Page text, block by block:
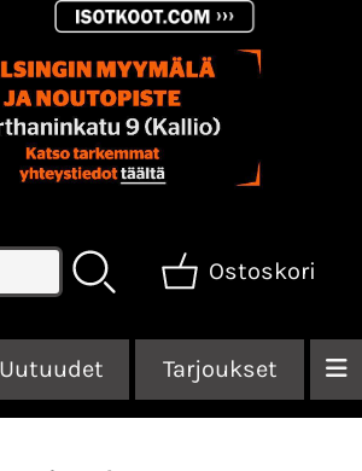
Ostoskori
Uutuudet Tarjoukset